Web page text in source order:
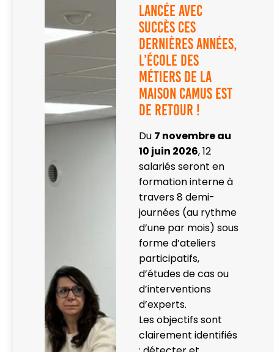
Lancée avec
succès ces
dernières années,
l’école des
métiers de la
Maison Camus est
de retour !
Du 7 novembre au
10 juin 2026, 12
salariés seront en
formation interne à
travers 8 demi-
journées (au rythme
d’une par mois) sous
forme d’ateliers
participatifs,
d’études de cas ou
d’interventions
d’experts.
Les objectifs sont
clairement identifiés